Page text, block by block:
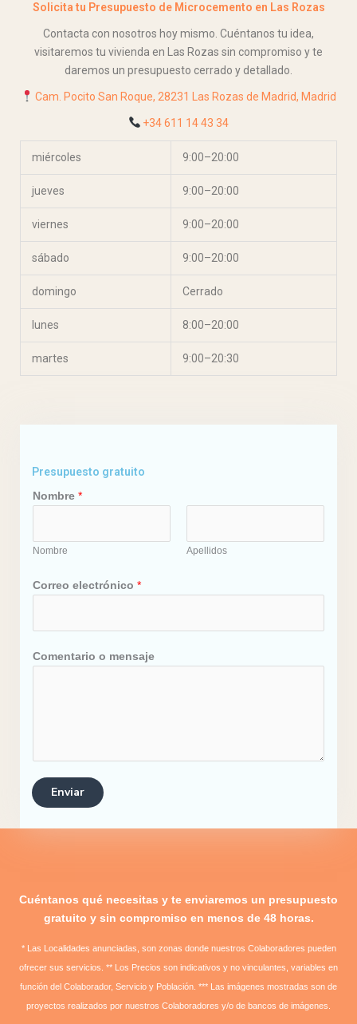
Solicita tu Presupuesto de Microcemento en Las Rozas
Contacta con nosotros hoy mismo. Cuéntanos tu idea,
visitaremos tu vivienda en Las Rozas sin compromiso y te
daremos un presupuesto cerrado y detallado.
Cam. Pocito San Roque, 28231 Las Rozas de Madrid, Madrid
+34611 14 43 34
miércoles 9:00–20:00
jueves 9:00–20:00
viernes 9:00–20:00
sábado 9:00–20:00
domingo Cerrado
lunes 8:00–20:00
martes 9:00–20:30
Presupuesto gratuito
o
r
o
e
e
c
c
o
*
Nombre *
Nombre Apellidos
Correo electrónico *
Comentario o mensaje
Enviar
Cuéntanos qué necesitas y te enviaremos un presupuesto
gratuito y sin compromiso en menos de 48 horas.
* Las Localidades anunciadas, son zonas donde nuestros Colaboradores pueden
ofrecer sus servicios. ** Los Precios son indicativos y no vinculantes, variables en
función del Colaborador, Servicio y Población. *** Las imágenes mostradas son de
proyectos realizados por nuestros Colaboradores y/o de bancos de imágenes.